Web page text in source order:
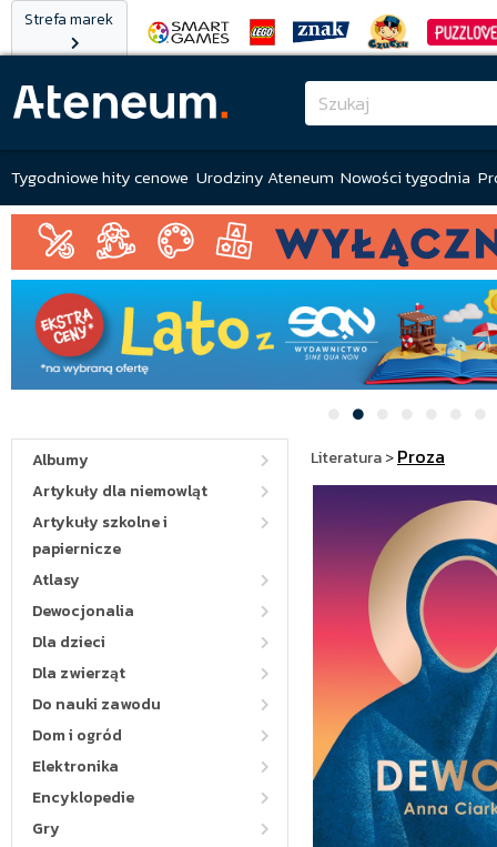
Strefa marek
Tygodniowe hity cenowe Urodziny Ateneum Nowości tygodnia
Albumy
Artykuły dla niemowląt
Artykuły szkolne i
papiernicze
Atlasy
Dewocjonalia
Dla dzieci
Dla zwierząt
Do nauki zawodu
Dom i ogród
Elektronika
Encyklopedie
Gry
Literatura>Proza